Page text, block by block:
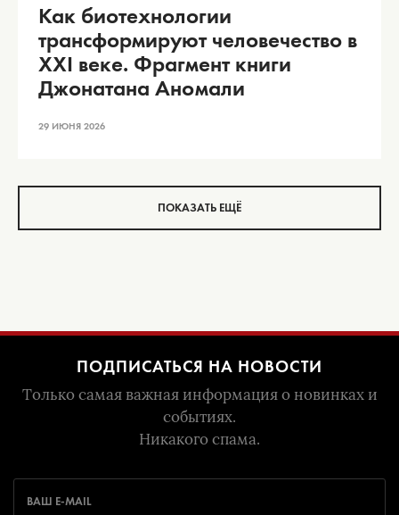
Как биотехнологии
трансформируют человечество в
XXI веке. Фрагмент книги
Джонатана Аномали
29 ИЮНЯ 2026
ПОКАЗАТЬ ЕЩЁ
ПОДПИСАТЬСЯ НА НОВОСТИ
Только самая важная информация о новинках и
событиях.
Никакого спама.